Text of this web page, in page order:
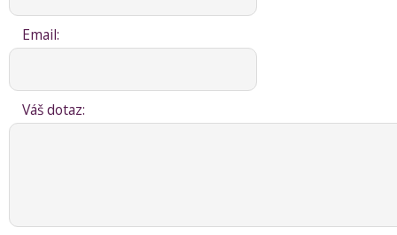
Email:
Váš dotaz: